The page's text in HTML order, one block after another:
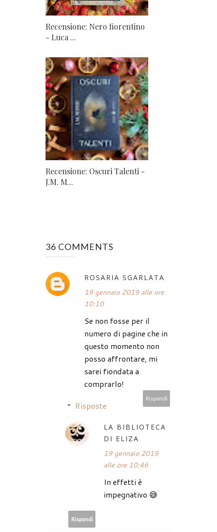
Recensione: Nero fiorentino
- Luca ...
Recensione: Oscuri Talenti -
J.M. M...
36 COMMENTS
ROSARIA SGARLATA
19 gennaio 2019 alle ore
10:10
Se non fosse per il
numero di pagine che in
questo momento non
posso affrontare, mi
sarei fiondata a
comprarlo!
Rispondi
Risposte
LA BIBLIOTECA
DI ELIZA
19 gennaio 2019
alle ore 10:46
In effetti è
impegnativo 😅
Rispondi